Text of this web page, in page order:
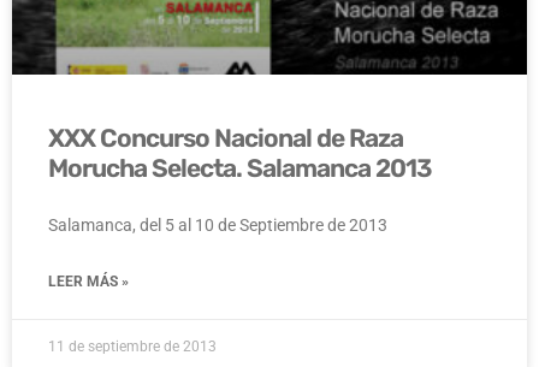
XXX Concurso Nacional de Raza
Morucha Selecta. Salamanca 2013
Salamanca, del 5 al 10 de Septiembre de 2013
LEER MÁS »
11 de septiembre de 2013